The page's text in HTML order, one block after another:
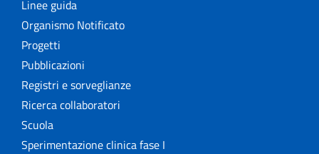
Linee guida
Organismo Notificato
Progetti
Pubblicazioni
Registri e sorveglianze
Ricerca collaboratori
Scuola
Sperimentazione clinica fase I